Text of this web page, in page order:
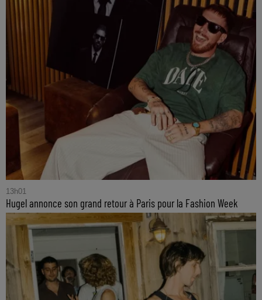
13h01
Hugel annonce son grand retour à Paris pour la Fashion Week